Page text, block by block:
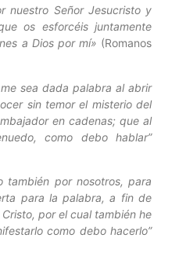
nuestro Señor Jesucristo y
os esforcéis juntamente
a Dios por mí» (Romanos
sea dada palabra al abrir
sin temor el misterio del
en cadenas; que al
como debo hablar”
también por nosotros, para
para la palabra, a fin de
por el cual también he
como debo hacerlo”